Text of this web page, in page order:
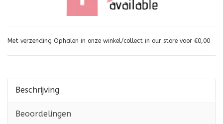
Met verzending Ophalen in onze winkel/collect in our store voor €0,00
Beschrijving
Beoordelingen